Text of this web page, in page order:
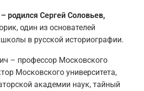
родился Сергей Соловьев,
один из основателей
в русской историографии.
– профессор Московского
Московского университета,
академии наук, тайный